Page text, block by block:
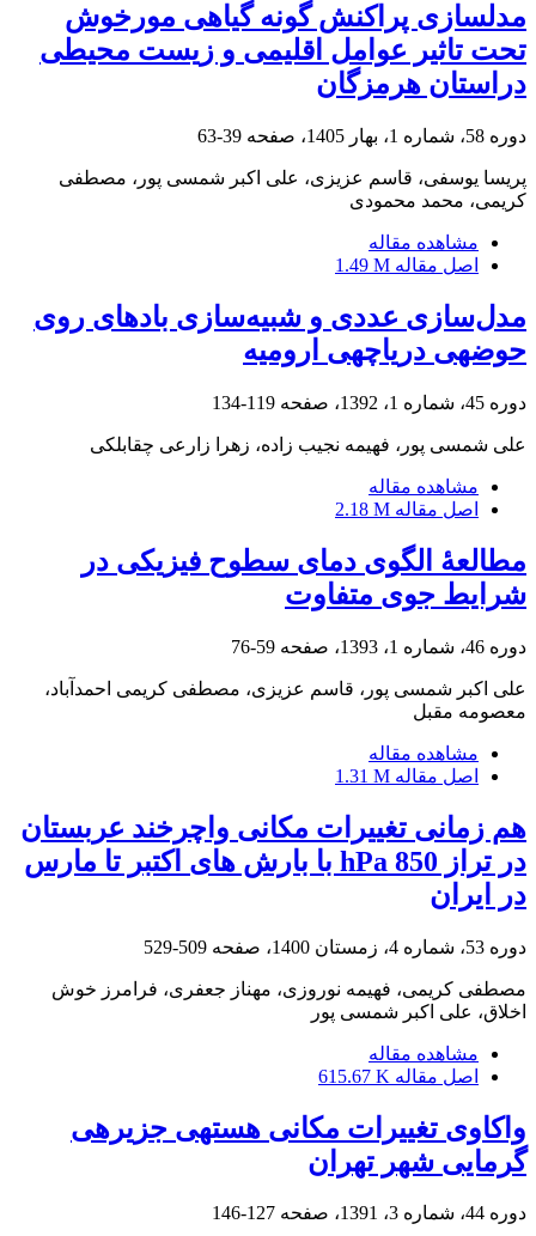
مدلسازی پراکنش گونه گیاهی مورخوش
تحت تاثیر عوامل اقلیمی و زیست محیطی
دراستان هرمزگان
دوره 58، شماره 1، بهار 1405، صفحه 39-63
پریسا یوسفی، قاسم عزیزی، علی اکبر شمسی پور، مصطفی
کریمی، محمد محمودی
مشاهده مقاله
اصل مقاله 1.49 M
مدل‌سازی عددی و شبیه‌سازی بادهای روی
حوضه‎ی دریاچه‎ی ارومیه
دوره 45، شماره 1، 1392، صفحه 119-134
علی شمسی پور، فهیمه نجیب زاده، زهرا زارعی چقابلکی
مشاهده مقاله
اصل مقاله 2.18 M
مطالعۀ الگوی دمای سطوح فیزیکی در
شرایط جوی متفاوت
دوره 46، شماره 1، 1393، صفحه 59-76
علی اکبر شمسی پور، قاسم عزیزی، مصطفی کریمی احمدآباد،
معصومه مقبل
مشاهده مقاله
اصل مقاله 1.31 M
هم‏ زمانی تغییرات مکانی واچرخند عربستان
در تراز 850 hPa با بارش‏ های اکتبر تا مارس
در ایران
دوره 53، شماره 4، زمستان 1400، صفحه 509-529
مصطفی کریمی، فهیمه نوروزی، مهناز جعفری، فرامرز خوش
اخلاق، علی اکبر شمسی پور
مشاهده مقاله
اصل مقاله 615.67 K
واکاوی تغییرات مکانی هسته‎ی جزیره‎ی
گرمایی شهر تهران
دوره 44، شماره 3، 1391، صفحه 127-146